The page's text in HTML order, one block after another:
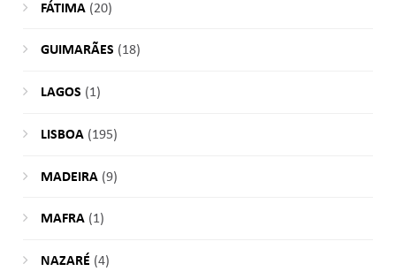
FÁTIMA(20)
GUIMARÃES (18)
LAGOS (1)
LISBOA(195)
MADEIRA(9)
MAFRA(1)
NAZARÉ (4)